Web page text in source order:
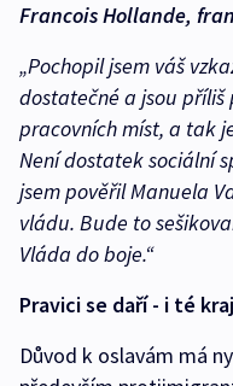
Francois Hollande,
„Pochopil jsem váš
dostatečné a jsou
pracovních míst, a tak
Není dostatek sociální
jsem pověřil Manuela
vládu. Bude to
Vláda do boje.“
Pravici se daří - i té
Důvod k oslavám má